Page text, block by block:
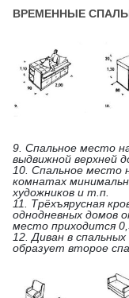
ВРЕМЕННЫЕ
9. Спальное место
выдвижной верхней
10. Спальное место
комнатах
художников и т.п.
11. Трёхъярусная
однодневных домов
место приходится
12. Диван в
образует второе